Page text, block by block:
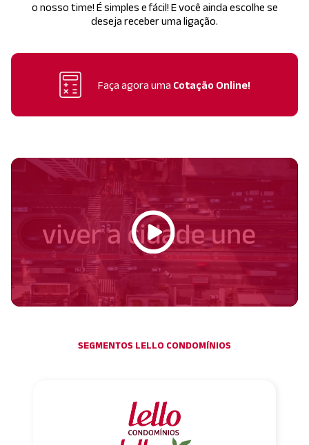
o nosso time! É simples e fácil! E você ainda escolhe se
deseja receber uma ligação.
Faça agora uma Cotação Online!
SEGMENTOS LELLO CONDOMÍNIOS